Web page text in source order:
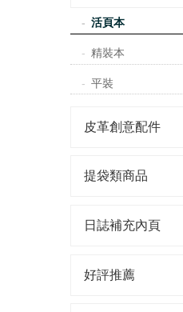
活頁本
精裝本
平裝
皮革創意配件
提袋類商品
日誌補充內頁
好評推薦